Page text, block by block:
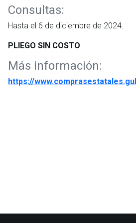
Consultas:
Hasta el 6 de diciembre de 2024.
PLIEGO SIN COSTO
Más información:
https://